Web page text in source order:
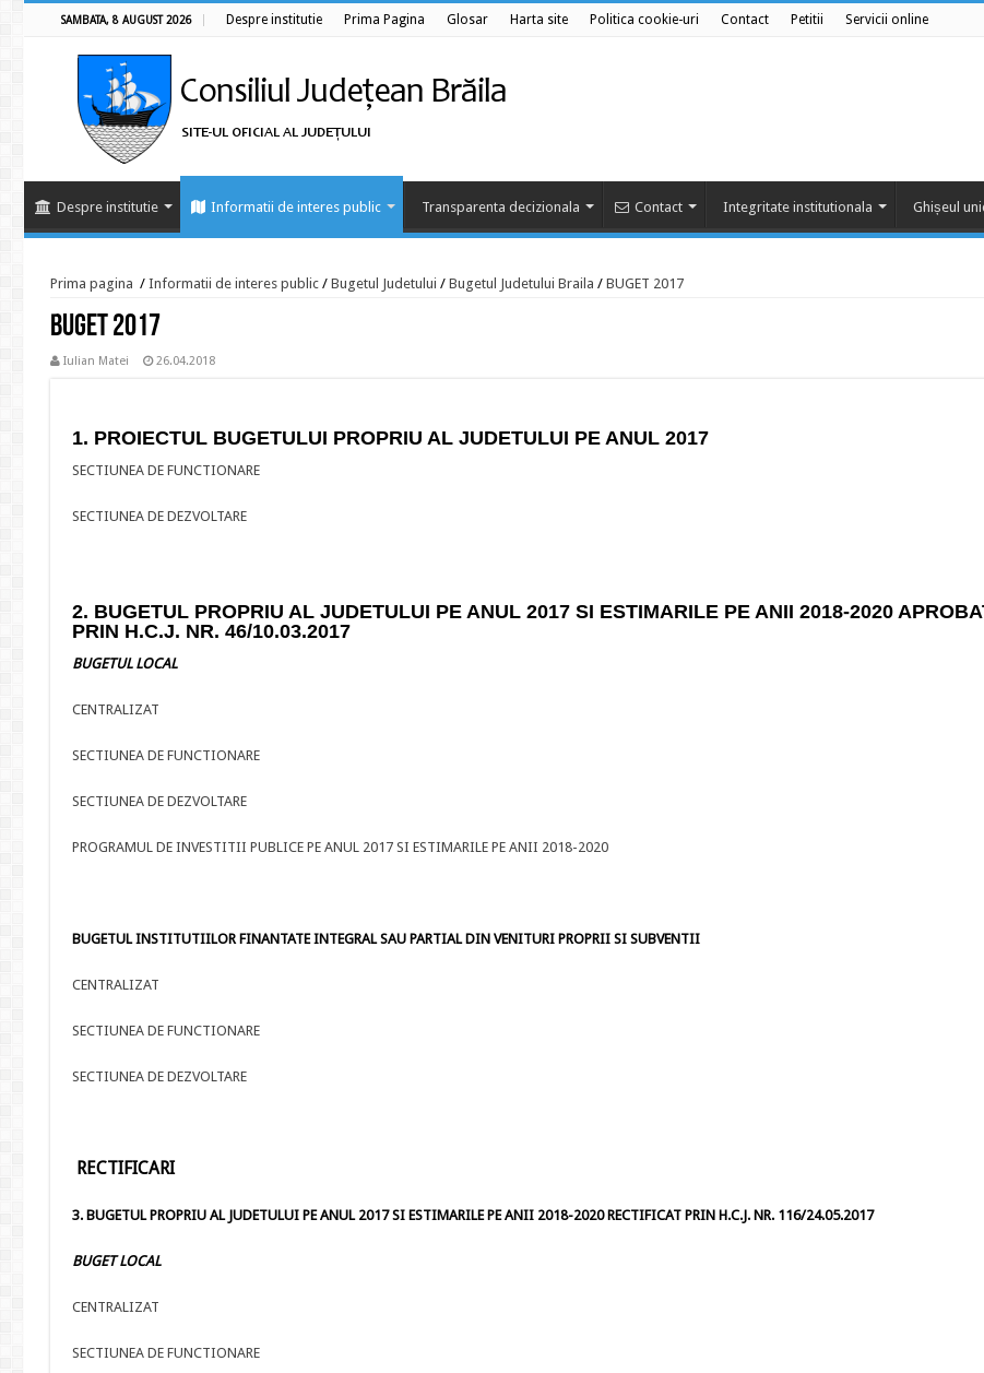
SAMBATA, 8 AUGUST 2026 Despre institutie Prima Pagina Glosar Harta site Politica cookie-uri Contact Petitii Servicii online
Despre institutie Informatii de interes public Transparenta decizionala Contact Integritate institutionala Ghișeul
Prima pagina / Informatii de interes public / Bugetul Judetului / Bugetul Judetului Braila / BUGET 2017
BUGET 2017
Iulian Matei 26.04.2018
1. PROIECTUL BUGETULUI PROPRIU AL JUDETULUI PE ANUL 2017
SECTIUNEA DE FUNCTIONARE
SECTIUNEA DE DEZVOLTARE
2. BUGETUL PROPRIU AL JUDETULUI PE ANUL 2017 SI ESTIMARILE PE ANII 2018-2020
PRIN H.C.J. NR. 46/10.03.2017
BUGETUL LOCAL
CENTRALIZAT
SECTIUNEA DE FUNCTIONARE
SECTIUNEA DE DEZVOLTARE
PROGRAMUL DE INVESTITII PUBLICE PE ANUL 2017 SI ESTIMARILE PE ANII 2018-2020
BUGETUL INSTITUTIILOR FINANTATE INTEGRAL SAU PARTIAL DIN VENITURI PROPRII SI SUBVENTII
CENTRALIZAT
SECTIUNEA DE FUNCTIONARE
SECTIUNEA DE DEZVOLTARE
RECTIFICARI
3. BUGETUL PROPRIU AL JUDETULUI PE ANUL 2017 SI ESTIMARILE PE ANII 2018-2020 RECTIFICAT PRIN H.C.J. NR. 116/24.05.2017
BUGET LOCAL
CENTRALIZAT
SECTIUNEA DE FUNCTIONARE